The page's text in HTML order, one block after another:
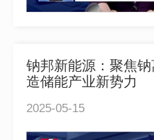
钠邦新能源：聚焦
造储能产业新势力
2025-05-15